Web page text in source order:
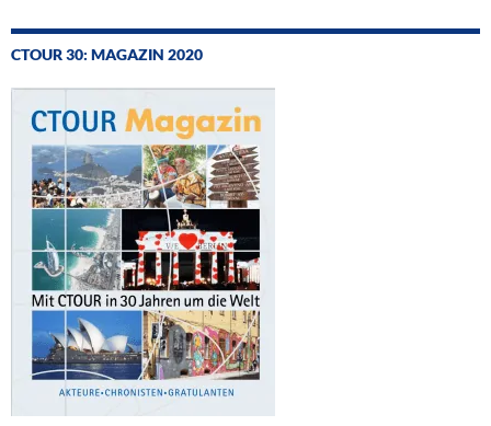
CTOUR 30: MAGAZIN 2020